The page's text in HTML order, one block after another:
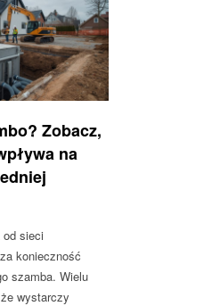
Zobacz,
na
od sieci
konieczność
szamba. Wielu
wystarczy